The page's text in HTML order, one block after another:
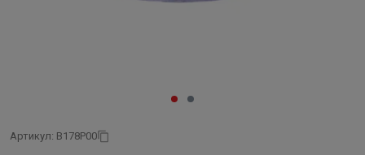
Артикул: В178Р00